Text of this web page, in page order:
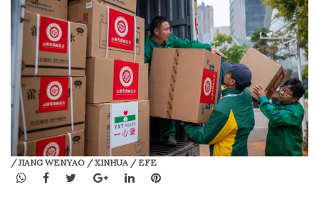
/ JIANG WENYAO / XINHUA / EFE
WhatsApp
Facebook
TwitterGoogle+LinkedInPinterest